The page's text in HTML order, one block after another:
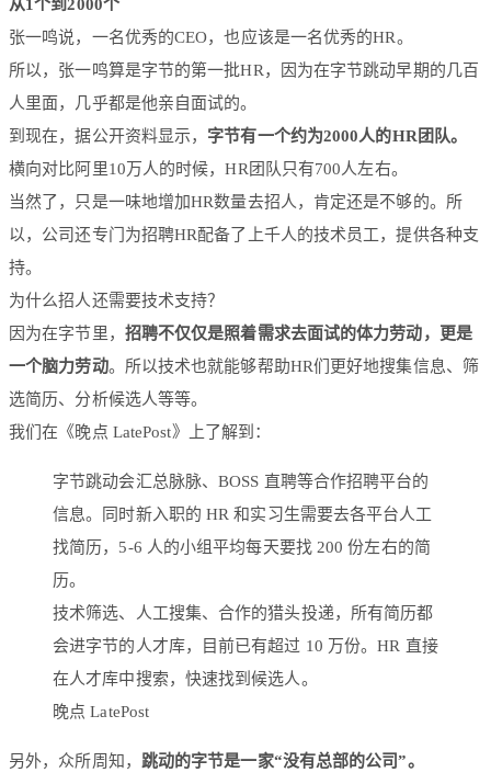
从1个到2000个
张一鸣说，一名优秀的CEO，也应该是一名优秀的HR。
所以，张一鸣算是字节的第一批HR，因为在字节跳动早期的几百
人里面，几乎都是他亲自面试的。
到现在，据公开资料显示， 字节有一个约为2000人的HR团队。
横向对比阿里10万人的时候，HR团队只有700人左右。
当然了，只是一味地增加HR数量去招人，肯定还是不够的。所
以，公司还专门为招聘HR配备了上千人的技术员工，提供各种支
持。
为什么招人还需要技术支持？
因为在字节里， 招聘不仅仅是照着需求去面试的体力劳动，更是
一个脑力劳动。所以技术也就能够帮助HR们更好地搜集信息、筛
选简历、分析候选人等等。
我们在《晚点 LatePost》上了解到：
字节跳动会汇总脉脉、BOSS 直聘等合作招聘平台的
信息。同时新入职的 HR 和实习生需要去各平台人工
找简历，5-6 人的小组平均每天要找 200 份左右的简
历。
技术筛选、人工搜集、合作的猎头投递，所有简历都
会进字节的人才库，目前已有超过 10 万份。HR 直接
在人才库中搜索，快速找到候选人。
晚点 LatePost
另外，众所周知， 跳动的字节是一家“没有总部的公司”。